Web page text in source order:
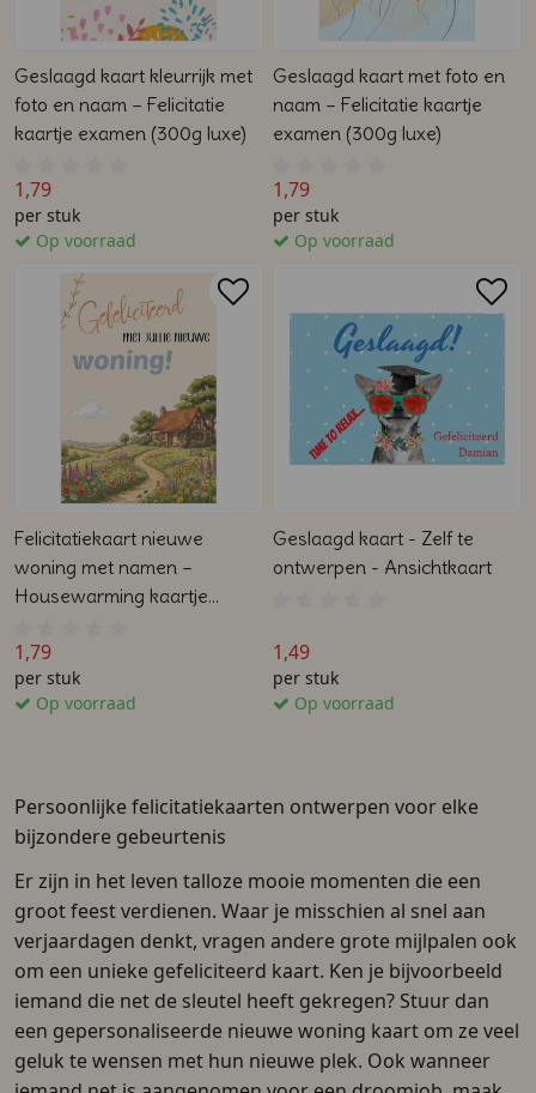
Geslaagd kaart kleurrijk met
foto en naam – Felicitatie
kaartje examen (300g luxe)
1,79
per stuk
Op voorraad
Geslaagd kaart met foto en
naam – Felicitatie kaartje
examen (300g luxe)
1,79
per stuk
Op voorraad
Felicitatiekaart nieuwe
woning met namen –
Housewarming kaartje
dubbelzijdig
1,79
per stuk
Op voorraad
Geslaagd kaart - Zelf te
ontwerpen - Ansichtkaart
1,49
per stuk
Op voorraad
Persoonlijke felicitatiekaarten ontwerpen voor elke
bijzondere gebeurtenis
Er zijn in het leven talloze mooie momenten die een
groot feest verdienen. Waar je misschien al snel aan
verjaardagen denkt, vragen andere grote mijlpalen ook
om een unieke gefeliciteerd kaart. Ken je bijvoorbeeld
iemand die net de sleutel heeft gekregen? Stuur dan
een gepersonaliseerde nieuwe woning kaart om ze veel
geluk te wensen met hun nieuwe plek. Ook wanneer